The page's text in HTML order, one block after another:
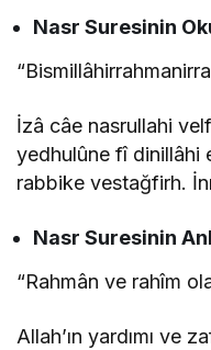
NasrSuresinin
İzâ câe nasrullahi
yedhulûne fî dinillâhi
rabbike vestağfirh.
NasrSuresinin
“Rahmân ve rahîm
Allah’ın yardımı ve